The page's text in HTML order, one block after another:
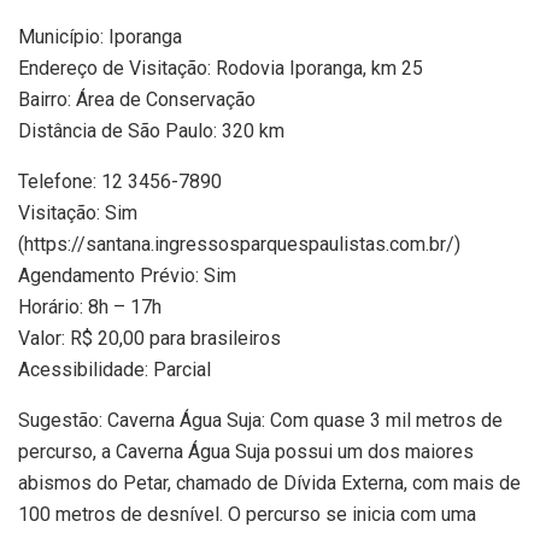
Município: Iporanga
Endereço de Visitação: Rodovia Iporanga, km 25
Bairro: Área de Conservação
Distância de São Paulo: 320 km
Telefone: 12 3456-7890
Visitação: Sim
(https://santana.ingressosparquespaulistas.com.br/)
Agendamento Prévio: Sim
Horário: 8h – 17h
Valor: R$ 20,00 para brasileiros
Acessibilidade: Parcial
Sugestão: Caverna Água Suja: Com quase 3 mil metros de
percurso, a Caverna Água Suja possui um dos maiores
abismos do Petar, chamado de Dívida Externa, com mais de
100 metros de desnível. O percurso se inicia com uma